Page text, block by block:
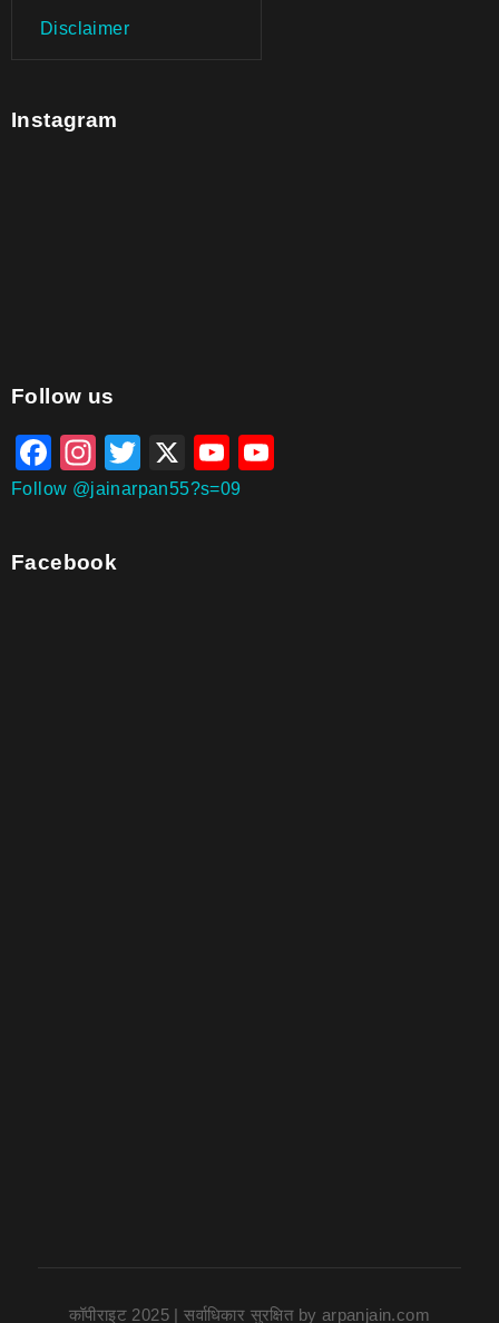
Disclaimer
Instagram
aitohumanizetextconverter.com
Follow us
Facebook
Instagram
Twitter
X YouTube
Follow @jainarpan55?s=09
Facebook
कॉपीराइट 2025 | सर्वाधिकार सुरक्षित by arpanjain.com